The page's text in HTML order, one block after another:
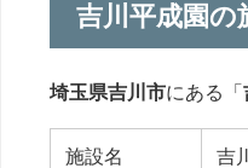
吉川平成園の
埼玉県吉川市にある「
施設名 吉